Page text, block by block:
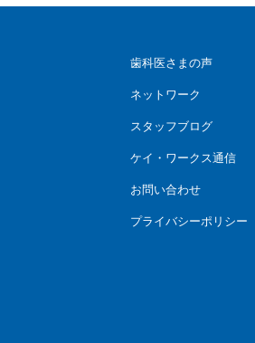
歯科医さまの声
ネットワーク
スタッフブログ
ケイ・ワークス通信
お問い合わせ
プライバシーポリシー